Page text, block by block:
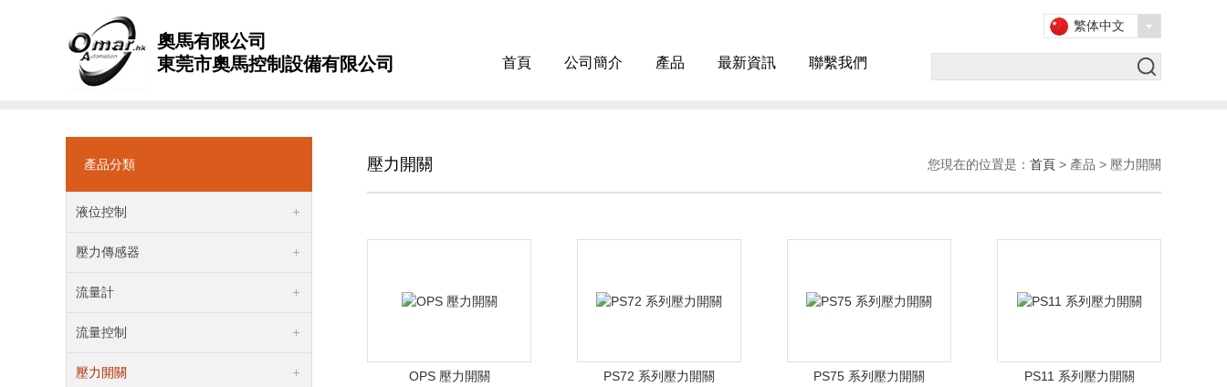
奧馬有限公司
東莞市奧馬控制設備有限公司
首頁 公司簡介 產品 最新資訊 聯繫我們
繁体中文
產品分類
液位控制
壓力傳感器
流量計
流量控制
壓力開關
壓力開關 您現在的位置是： 首頁 > 產品 > 壓力開關
OPS 壓力開關
PS72 系列壓力開關
PS75 系列壓力開關
PS11 系列壓力開關